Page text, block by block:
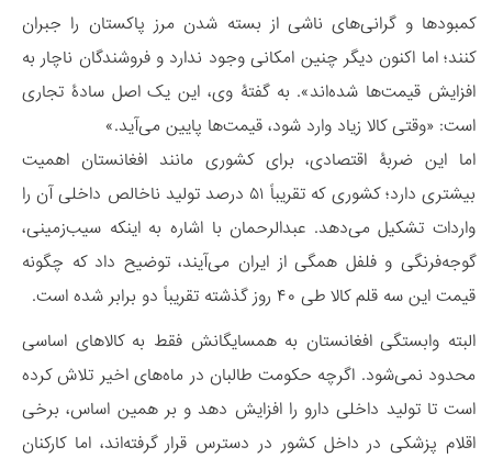
کمبودها و گرانی‌های ناشی از بسته شدن مرز پاکستان را جبران
کنند؛ اما اکنون دیگر چنین امکانی وجود ندارد و فروشندگان ناچار به
افزایش قیمت‌ها شده‌اند». به گفتۀ وی، این یک اصل سادۀ تجاری
است: «وقتی کالا زیاد وارد شود، قیمت‌ها پایین‌ می‌آید.»
اما این ضربۀ اقتصادی، برای کشوری مانند افغانستان اهمیت
بیشتری دارد؛ کشوری که تقریباً ۵۱ درصد تولید ناخالص داخلی آن را
واردات تشکیل می‌دهد. عبدالرحمان با اشاره به اینکه سیب‌زمینی،
گوجه‌فرنگی و فلفل همگی از ایران می‌آیند، توضیح داد که چگونه
قیمت این سه قلم کالا طی ۴۰ روز گذشته تقریباً دو برابر شده است.
البته وابستگی افغانستان به همسایگانش فقط به کالاهای اساسی
محدود نمی‌شود. اگرچه حکومت طالبان در ماه‌های اخیر تلاش کرده
است تا تولید داخلی دارو را افزایش دهد و بر همین اساس، برخی
اقلام پزشکی در داخل کشور در دسترس قرار گرفته‌اند، اما کارکنان